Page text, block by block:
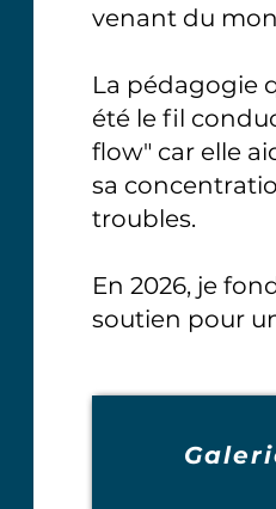
venant du
La pédagogie
été le fil
flow" car elle
sa
troubles.
En 2026, je
soutien pour